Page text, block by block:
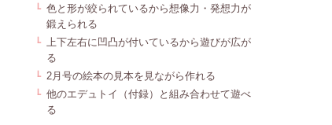
色と形が絞られているから想像力・発想力が
鍛えられる
上下左右に凹凸が付いているから遊びが広が
る
2月号の絵本の見本を見ながら作れる
他のエデュトイ（付録）と組み合わせて遊べ
る